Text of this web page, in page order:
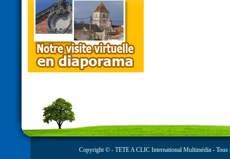
Copyright © - TETE A CLIC International Multimédia - Tous